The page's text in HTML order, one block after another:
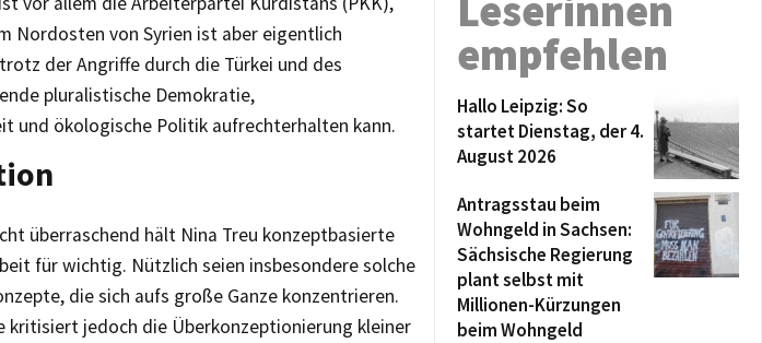
Nordosten von Syrien ist aber eigentlich
der Angriffe durch die Türkei und des
pluralistische Demokratie,
und ökologische Politik aufrechterhalten kann.
überraschend hält Nina Treu konzeptbasierte
für wichtig. Nützlich seien insbesondere solche
die sich aufs große Ganze konzentrieren.
kritisiert jedoch die Überkonzeptionierung kleiner
Leserinnen
empfehlen
Hallo Leipzig: So
startet Dienstag, der 4.
August 2026
Antragsstau beim
Wohngeld in Sachsen:
Sächsische Regierung
plant selbst mit
Millionen-Kürzungen
beim Wohngeld